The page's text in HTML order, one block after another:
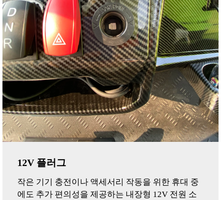
12V 플러그
작은 기기 충전이나 액세서리 작동을 위한 휴대 중
에도 추가 편의성을 제공하는 내장형 12V 전원 소